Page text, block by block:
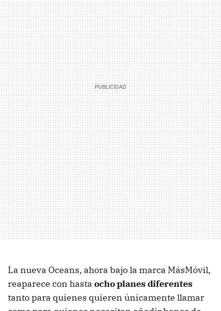
La nueva Oceans, ahora bajo la marca MásMóvil,
reaparece con hasta ocho planes diferentes
tanto para quienes quieren únicamente llamar